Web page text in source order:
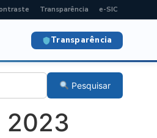
Transparência e-SIC
Transparência
Pesquisar
2023